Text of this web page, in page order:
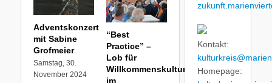
Adventskonzert
mit Sabine
Grofmeier
Samstag, 30.
November 2024
“Best
Practice” –
Lob für
Willkommenskultur
im
Kontakt:
Homepage: